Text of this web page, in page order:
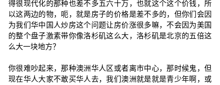
得很现代化的那种也差不多五六十万，也就这个这个价钱，所
以这两边的物，呃，就是房子的价格是差不多的，但你们会因
为我们华中国人炒房这个问题让房价涨很多嘛，不会因为美国
的整个盘子激素带你像洛杉矶这么大，洛杉矶是北京的五倍这
么大一块地方？
你很难吵起来，那种澳洲华人区或者离市中心，那时候鬼，但
现在华人大家不敢买华人去，我们澳洲就是就是青少年啊，或